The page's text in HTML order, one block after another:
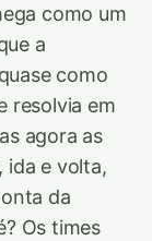
como um
a
como
resolvia em
agora as
ida e volta,
da
Os times